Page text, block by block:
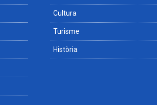
Cultura
Turisme
Història